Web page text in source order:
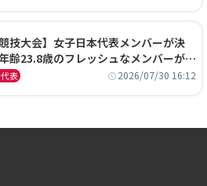
競技大会】女子日本代表メンバーが決
齢23.8歳のフレッシュなメンバーが日
舞台で頂点を狙う
表 2026/07/30 16:12